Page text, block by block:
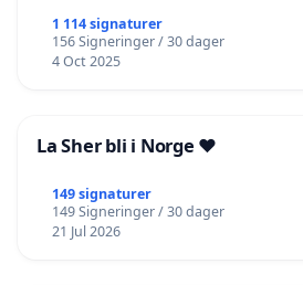
1 114 signaturer
156 Signeringer / 30 dager
4 Oct 2025
La Sher bli i Norge ❤️
149 signaturer
149 Signeringer / 30 dager
21 Jul 2026